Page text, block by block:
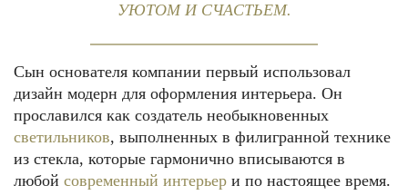
УЮТОМ И СЧАСТЬЕМ.
Сын основателя компании первый использовал
дизайн модерн для оформления интерьера. Он
прославился как создатель необыкновенных
светильников, выполненных в филигранной технике
из стекла, которые гармонично вписываются в
любой современный интерьер и по настоящее время.